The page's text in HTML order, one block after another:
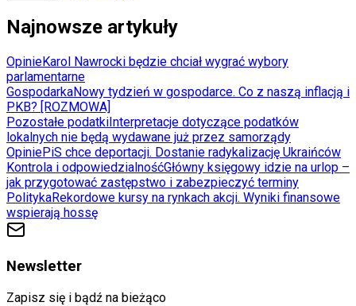
Najnowsze artykuły
OpinieKarol Nawrocki będzie chciał wygrać wybory
parlamentarne
GospodarkaNowy tydzień w gospodarce. Co z naszą inflacją i
PKB? [ROZMOWA]
Pozostałe podatki Interpretacje dotyczące podatków
lokalnych nie będą wydawane już przez samorządy
OpiniePiS chce deportacji. Dostanie radykalizację Ukraińców
Kontrola i odpowiedzialnośćGłówny księgowy idzie na urlop –
jak przygotować zastępstwo i zabezpieczyć terminy
PolitykaRekordowe kursy na rynkach akcji. Wyniki finansowe
wspierają hossę
Newsletter
Zapisz się i bądź na bieżąco